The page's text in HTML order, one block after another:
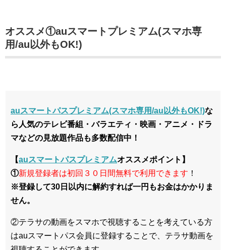
オススメ①auスマートプレミアム(スマホ専
用/au以外もOK!)
auスマートパスプレミアム(スマホ専用/au以外もOK!)な
ら人気のテレビ番組・バラエティ・映画・アニメ・ドラ
マなどの見放題作品も多数配信中！
【auスマートパスプレミアムオススメポイント】
①新規登録者は初回３０日間無料で利用できます ！
※登録して30日以内に解約すれば一円もお金はかかりま
せん。
②テラサの動画をスマホで視聴することを考えている方
はauスマートパス会員に登録することで、テラサ動画を